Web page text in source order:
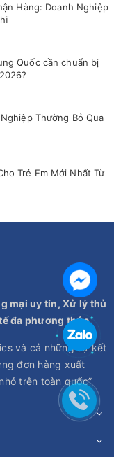
Hàng: Doanh Nghiệp
Quốc cần chuẩn bị
Thường Bỏ Qua
Trẻ Em Mới Nhất Từ
mại uy tín, Xử lý thủ
đa phương thức.
và cả những sự kết
đơn hàng xuất
trên toàn quốc”